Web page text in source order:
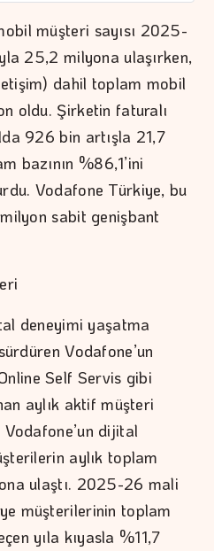
müşteri sayısı 2025-
25,2 milyona ulaşırken,
dahil toplam mobil
oldu. Şirketin faturalı
926 bin artışla 21,7
bazının %86,1’ini
Vodafone Türkiye, bu
sabit genişbant
deneyimi yaşatma
Vodafone’un
Self Servis gibi
aylık aktif müşteri
Vodafone’un dijital
aylık toplam
ulaştı. 2025-26 mali
müşterilerinin toplam
yıla kıyasla %11,7